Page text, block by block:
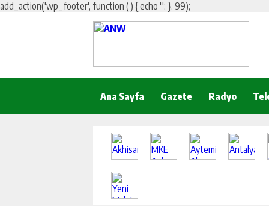
add_action('wp_footer', function () { echo ''; }, 99);
Ana Sayfa Gazete Radyo